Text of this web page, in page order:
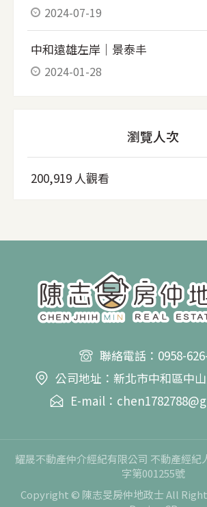
2024-07-19
中和遠雄左岸｜景泰丰
2024-01-28
瀏覽人次
200,919 人觀看
聯絡電話：0958-
公司地址：新北市中和區中
E-mail：
耀晟不動產仲介經紀有限公司 不動產經紀
字第001255號
Copyright © 陳志旻房仲地政士 All